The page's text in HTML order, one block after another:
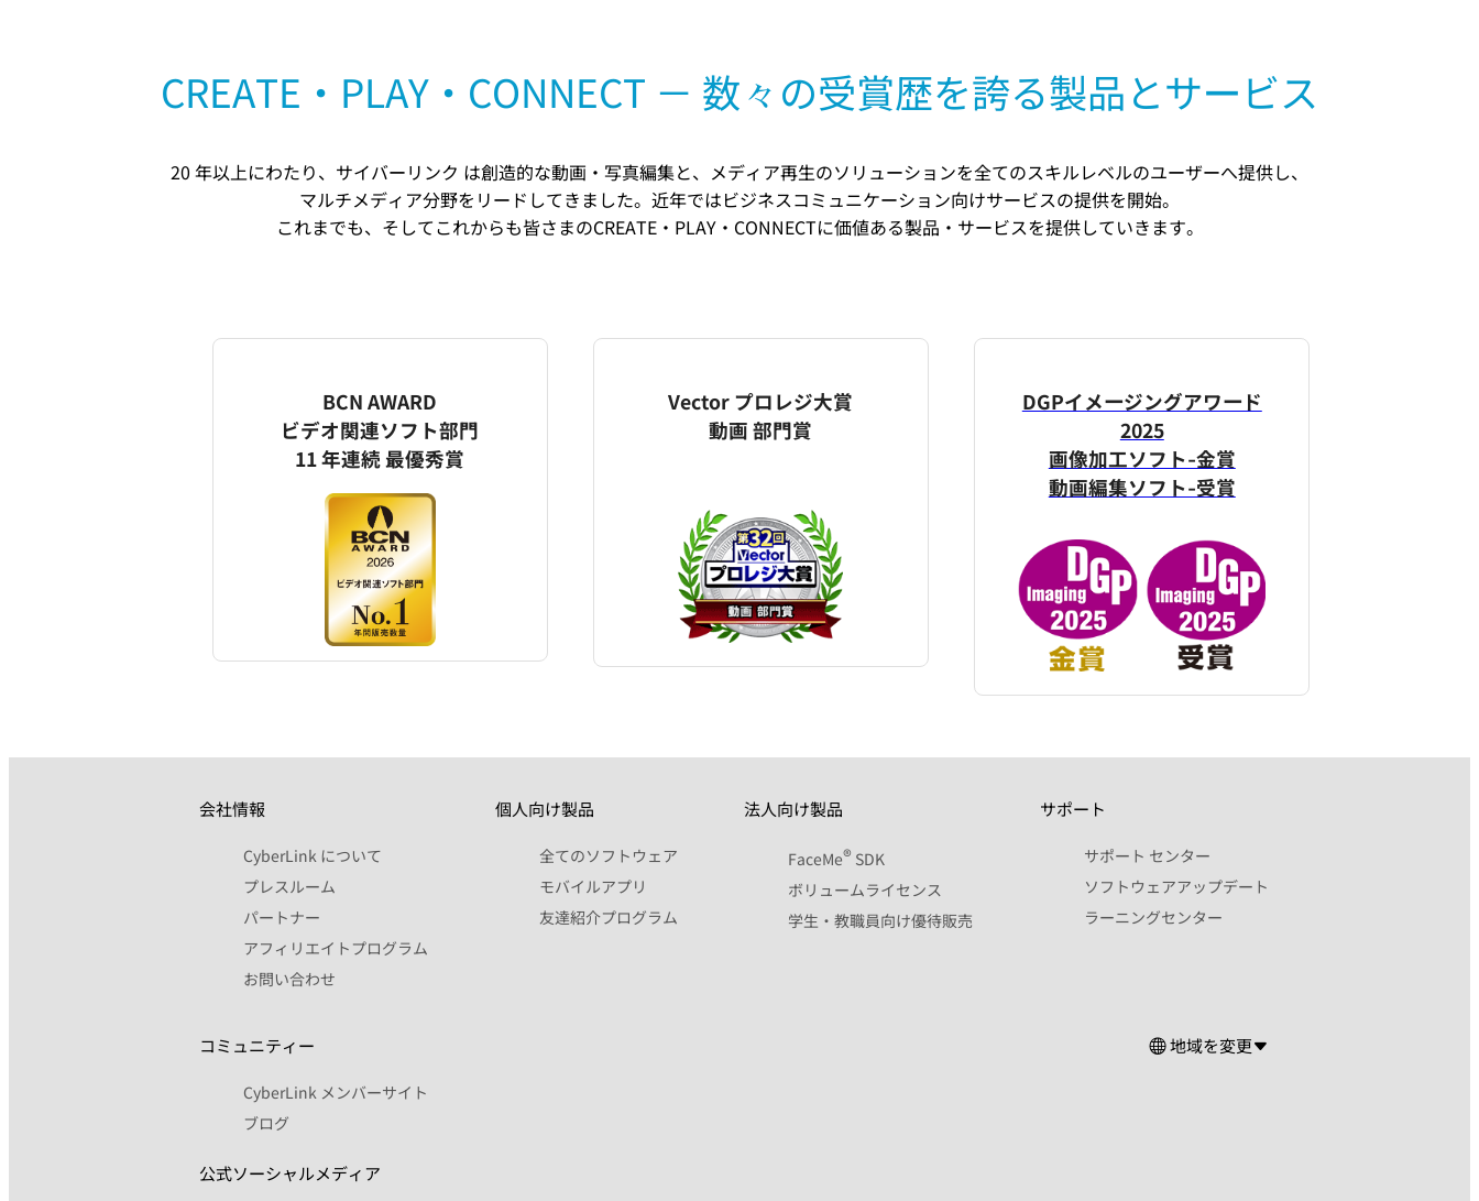
CREATE・PLAY・CONNECT － 数々の受賞歴を誇る製品とサービス
20 年以上にわたり、サイバーリンク は創造的な動画・写真編集と、メディア再生のソリューションを全てのスキルレベルのユーザーへ提供し、
マルチメディア分野をリードしてきました。近年ではビジネスコミュニケーション向けサービスの提供を開始。
これまでも、そしてこれからも皆さまのCREATE・PLAY・CONNECTに価値ある製品・サービスを提供していきます。
BCN AWARD
ビデオ関連ソフト部門
11 年連続 最優秀賞
Vector プロレジ大賞
動画 部門賞
DGPイメージングアワード
2025
画像加工ソフト-金賞
動画編集ソフト-受賞
会社情報
CyberLink について
プレスルーム
パートナー
アフィリエイトプログラム
お問い合わせ
個人向け製品
全てのソフトウェア
モバイルアプリ
友達紹介プログラム
法人向け製品
FaceMe® SDK
ボリュームライセンス
学生・教職員向け優待販売
サポート
サポート センター
ソフトウェアアップデート
ラーニングセンター
コミュニティー
CyberLink メンバーサイト
ブログ
公式ソーシャルメディア
地域を変更